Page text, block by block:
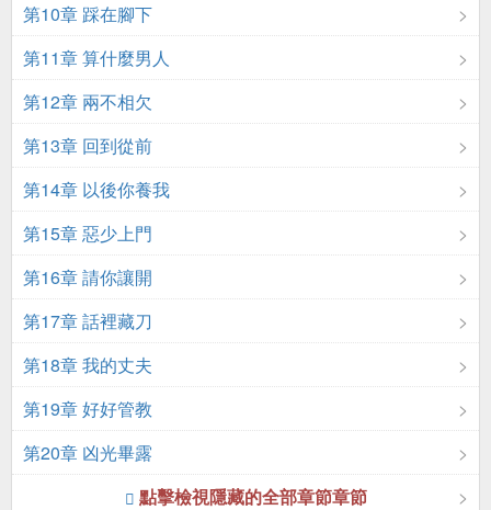
第10章 踩在腳下
第11章 算什麼男人
第12章 兩不相欠
第13章 回到從前
第14章 以後你養我
第15章 惡少上門
第16章 請你讓開
第17章 話裡藏刀
第18章 我的丈夫
第19章 好好管教
第20章 凶光畢露
點擊檢視隱藏的全部章節章節